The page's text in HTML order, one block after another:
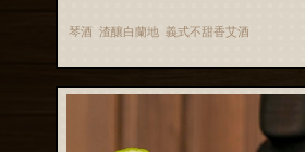
琴酒 渣釀白蘭地 義式不甜香艾酒